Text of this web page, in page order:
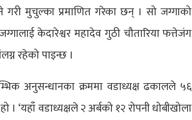
गरी मुचुल्का प्रमाणित गरेका छन् । सो जग्गाको
केदारेश्वर महादेव गुठी चौतारिया फत्तेजंग
रहेको पाइन्छ ।
अनुसन्धानका क्रममा वडाध्यक्ष ढकालले ५६
‘यहाँ वडाध्यक्षले २ अर्बको १२ रोपनी धोबीखोला